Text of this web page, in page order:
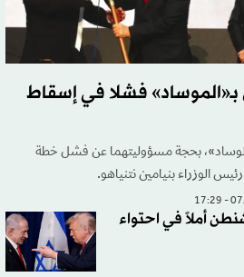
بـ«الموساد» فشلا في إسقاط
بحجة مسؤوليتهما عن فشل خطة
الوزراء بنيامين نتنياهو.
أملاً في احتواء